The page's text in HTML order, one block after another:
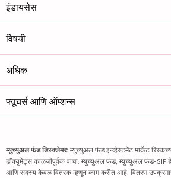
इंडायसेस
विषयी
अधिक
फ्यूचर्स आणि ऑप्शन्स
म्युच्युअल फंड डिस्क्लेमर: म्युच्युअल फंड इन्व्हेस्टमेंट मार्केट
डॉक्युमेंट्स काळजीपूर्वक वाचा. म्युच्युअल फंड, म्युच्युअल फंड-SIP
आणि सदस्य केवळ वितरक म्हणून काम करीत आहे. वितरण